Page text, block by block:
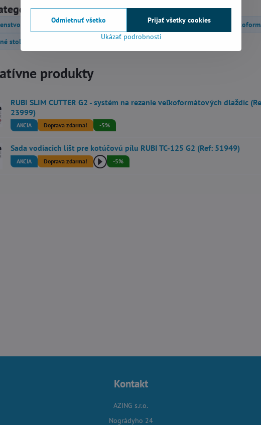
pre obkladačov Pomocné príslušenstvo
Nástroje pre
stoly a upevňovacie nástroje
produkty
RUBI SLIM CUTTER G2 - systém na rezanie veľkoformátových dlaždíc
23999)
AKCIA Doprava zdarma! -5%
Sada vodiacich líšt pre kotúčovú pílu RUBI TC-125 G2 (Ref: 51949)
AKCIA Doprava zdarma! -5%
Kontakt
AZING s.r.o.
Nográdyho 24
Ukázať podrobnosti
Prijať všetky cookies
Odmietnuť všetko